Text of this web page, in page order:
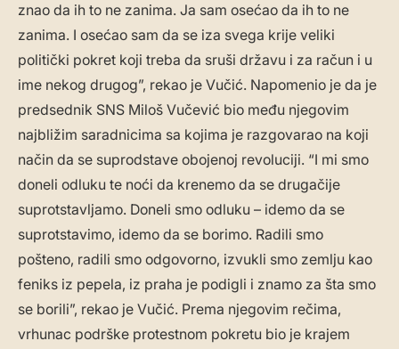
znao da ih to ne zanima. Ja sam osećao da ih to ne
zanima. I osećao sam da se iza svega krije veliki
politički pokret koji treba da sruši državu i za račun i u
ime nekog drugog”, rekao je Vučić. Napomenio je da je
predsednik SNS Miloš Vučević bio među njegovim
najbližim saradnicima sa kojima je razgovarao na koji
način da se suprodstave obojenoj revoluciji. “I mi smo
doneli odluku te noći da krenemo da se drugačije
suprotstavljamo. Doneli smo odluku – idemo da se
suprotstavimo, idemo da se borimo. Radili smo
pošteno, radili smo odgovorno, izvukli smo zemlju kao
feniks iz pepela, iz praha je podigli i znamo za šta smo
se borili”, rekao je Vučić. Prema njegovim rečima,
vrhunac podrške protestnom pokretu bio je krajem